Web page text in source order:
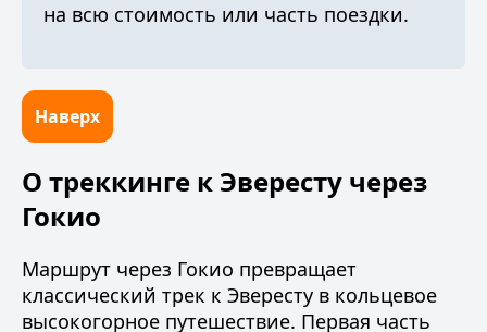
на всю стоимость или часть поездки.
Наверх
О треккинге к Эвересту через
Гокио
Маршрут через Гокио превращает
классический трек к Эвересту в кольцевое
высокогорное путешествие. Первая часть